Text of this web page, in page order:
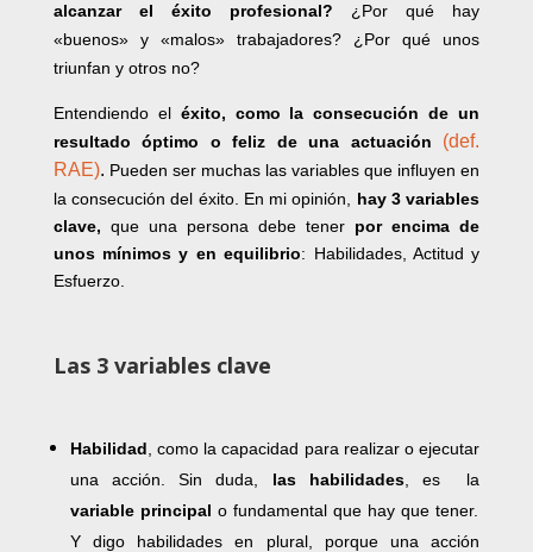
alcanzar el éxito profesional? ¿Por qué hay
«buenos» y «malos» trabajadores? ¿Por qué unos
triunfan y otros no?
Entendiendo eléxito, como la consecución de un
resultado óptimo o feliz de una actuación
(def.
RAE). Pueden ser muchas las variables que influyen en
la consecución del éxito. En mi opinión, hay 3 variables
clave, que una persona debe tener por encima de
unos mínimos y en equilibrio: Habilidades, Actitud y
Esfuerzo.
Las 3 variables clave
Habilidad , como la capacidad para realizar o ejecutar
una acción. Sin duda, las habilidades, es la
variable principal o fundamental que hay que tener.
Y digo habilidades en plural, porque una acción